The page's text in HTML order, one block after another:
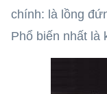
chính: là lồng
Phổ biến nhất là